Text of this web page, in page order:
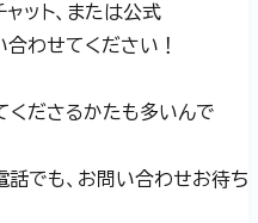
ット、または公式
わせてください！
ださるかたも多いんで
でも、お問い合わせお待ち